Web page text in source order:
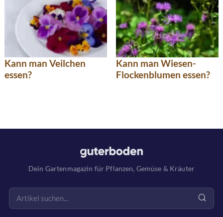
Kann man Veilchen
essen?
Kann man Wiesen-
Flockenblumen essen?
Dein Gartenmagazin für Pflanzen, Gemüse & Kräuter